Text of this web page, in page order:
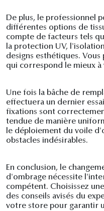
De plus, le professionnel
différentes options de
compte de facteurs tels
la protection UV,
designs esthétiques.
qui correspond le mieux à
Une fois la bâche de
effectuera un dernier
fixations sont
tendue de manière
le déploiement du voile
obstacles indésirables.
En conclusion, le
d'ombrage nécessite
compétent. Choisissez
des conseils avisés du
votre store pour garantir